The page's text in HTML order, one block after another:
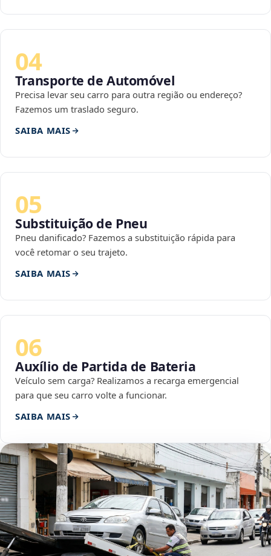
04
Transporte de Automóvel
Precisa levar seu carro para outra região ou endereço?
Fazemos um traslado seguro.
SAIBA MAIS
05
Substituição de Pneu
Pneu danificado? Fazemos a substituição rápida para
você retomar o seu trajeto.
SAIBA MAIS
06
Auxílio de Partida de Bateria
Veículo sem carga? Realizamos a recarga emergencial
para que seu carro volte a funcionar.
SAIBA MAIS